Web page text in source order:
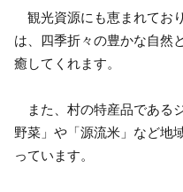
観光資源にも恵まれてお
は、四季折々の豊かな自然
癒してくれます。
また、村の特産品である
野菜」や「源流米」など地
っています。